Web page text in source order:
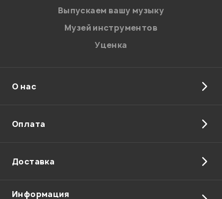
Введите проверочное число:
Отправить
Выпускаем вашу музыку
Музей инструментов
Уценка
О нас
Оплата
Доставка
Информация